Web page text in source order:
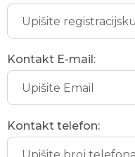
Kontakt E-mail:
Kontakt telefon: